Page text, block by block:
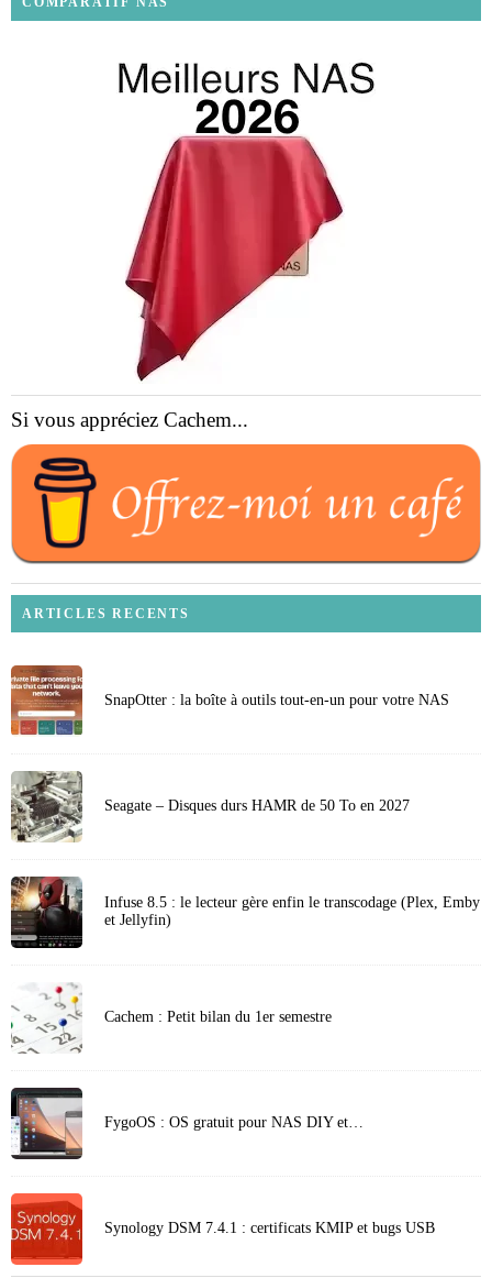
Si vous appréciez Cachem...
ARTICLES RECENTS
SnapOtter : la boîte à outils tout-en-un pour votre NAS
Seagate – Disques durs HAMR de 50 To en 2027
Infuse 8.5 : le lecteur gère enfin le transcodage (Plex, Emby
et Jellyfin)
Cachem : Petit bilan du 1er semestre
FygoOS : OS gratuit pour NAS DIY et…
Synology DSM 7.4.1 : certificats KMIP et bugs USB